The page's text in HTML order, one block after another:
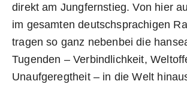
direkt am Jungfernstieg. Von hier
im gesamten deutschsprachigen
tragen so ganz nebenbei die
Tugenden – Verbindlichkeit,
Unaufgeregtheit – in die Welt